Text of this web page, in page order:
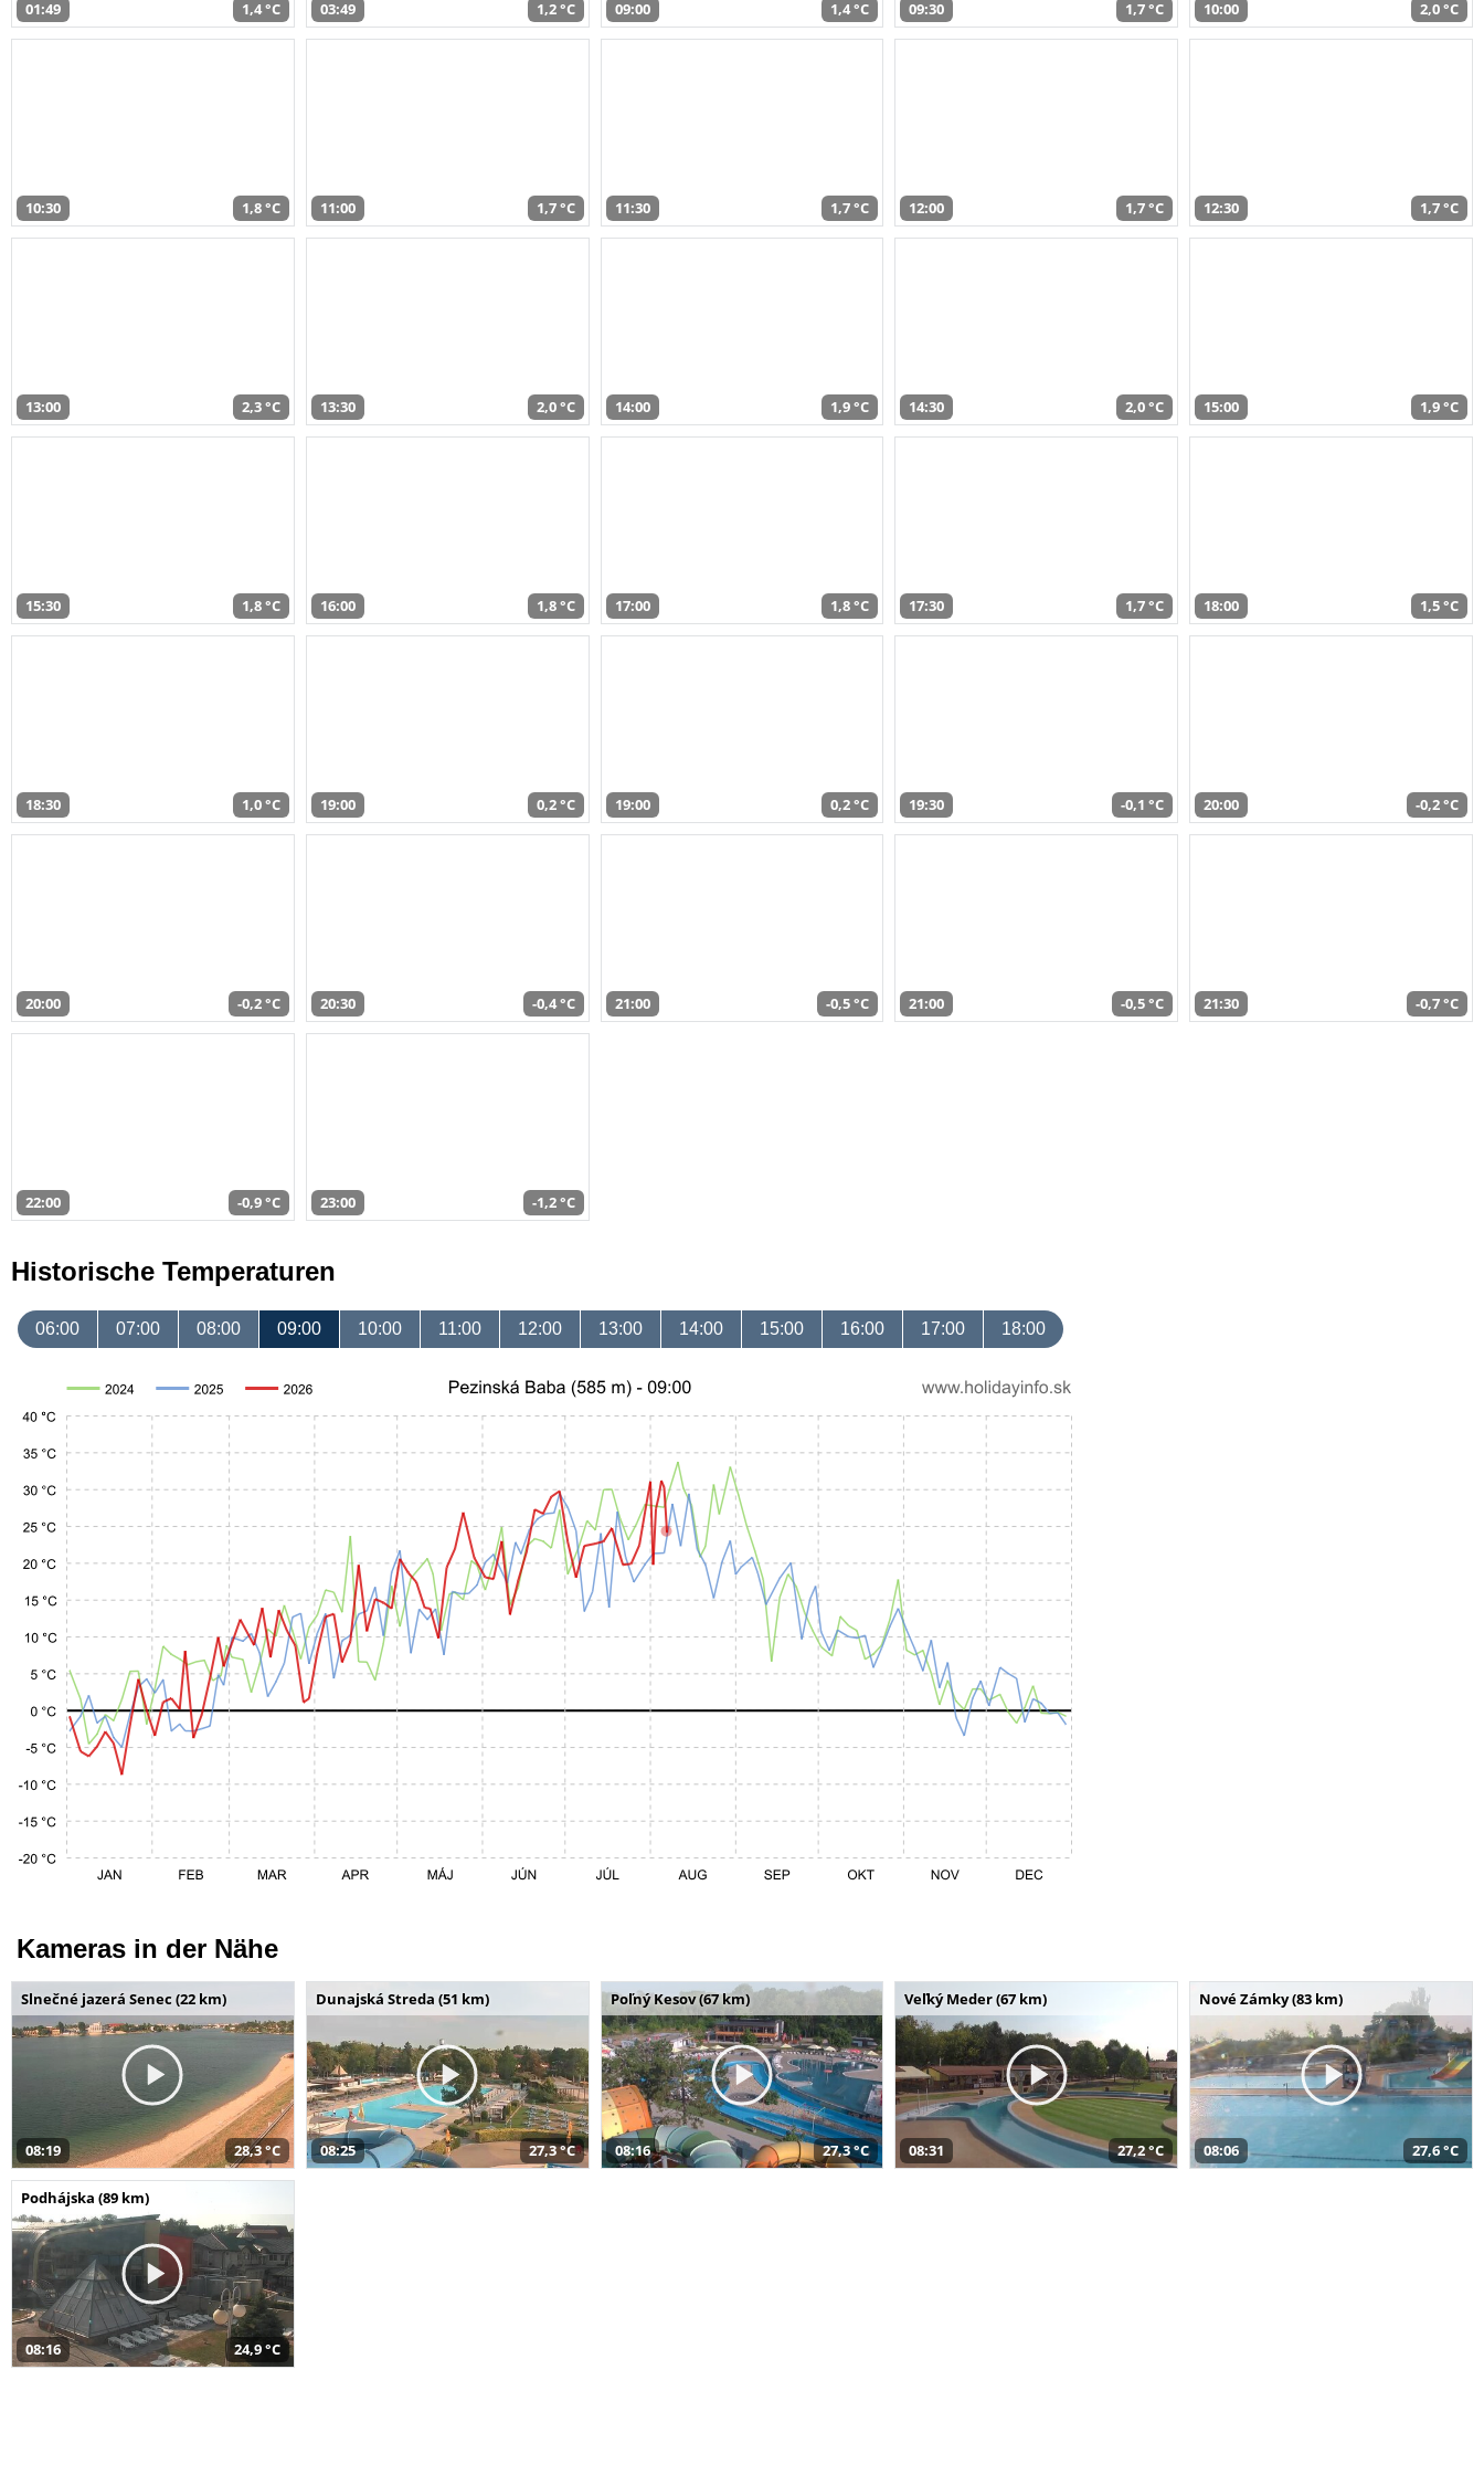
01:49 1,4 °C 03:49 1,2 °C 09:00 1,4 °C 09:30 1,7 °C 10:00 2,0 °C
10:30 1,8 °C 11:00 1,7 °C 11:30 1,7 °C 12:00 1,7 °C 12:30 1,7 °C
13:00 2,3 °C 13:30 2,0 °C 14:00 1,9 °C 14:30 2,0 °C 15:00 1,9 °C
15:30 1,8 °C 16:00 1,8 °C 17:00 1,8 °C 17:30 1,7 °C 18:00 1,5 °C
18:30 1,0 °C 19:00 0,2 °C 19:00 0,2 °C 19:30 -0,1 °C 20:00 -0,2 °C
20:00 -0,2 °C 20:30 -0,4 °C 21:00 -0,5 °C 21:00 -0,5 °C 21:30 -0,7 °C
22:00 -0,9 °C 23:00 -1,2 °C
Historische Temperaturen
06:00 07:00 08:00 09:00 10:00 11:00 12:00 13:00 14:00 15:00 16:00 17:00 18:00
Kameras in der Nähe
Slnečné jazerá Senec (22 km)
08:19 28,3 °C
Dunajská Streda (51 km)
08:25 27,3 °C
Poľný Kesov (67 km)
08:16 27,3 °C
Veľký Meder (67 km)
08:31 27,2 °C
Nové Zámky (83 km)
08:06 27,6 °C
Podhájska (89 km)
08:16 24,9 °C